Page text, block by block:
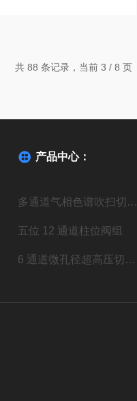
共 88 条记录，当前 3 / 8 页
产品中心：
多通道气相色谱吹扫切换阀
五位 12 通道柱位阀组
6 通道微孔径超高压切换阀组